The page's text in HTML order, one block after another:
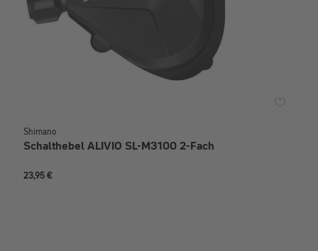
Shimano
Schalthebel ALIVIO SL-M3100 2-Fach
23,95 €